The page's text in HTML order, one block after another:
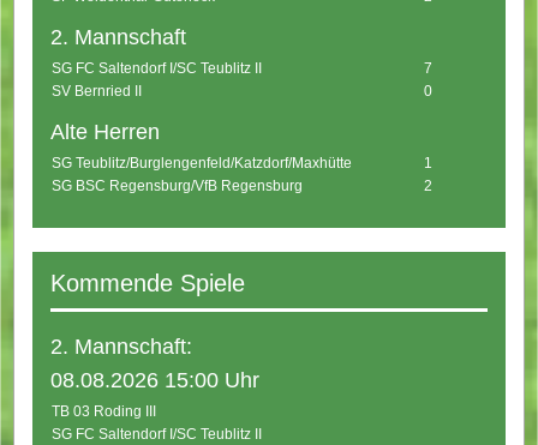
2. Mannschaft
SG FC Saltendorf I/SC Teublitz II
7
SV Bernried II
0
Alte Herren
SG Teublitz/Burglengenfeld/Katzdorf/Maxhütte
1
SG BSC Regensburg/VfB Regensburg
2
Kommende Spiele
2. Mannschaft:
08.08.2026 15:00 Uhr
TB 03 Roding III
SG FC Saltendorf I/SC Teublitz II